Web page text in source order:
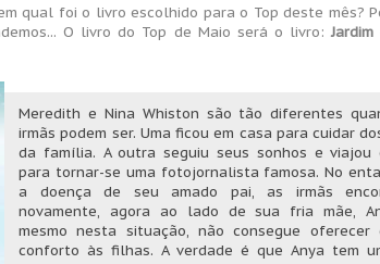
qual foi o livro escolhido para o Top deste mês?
O livro do Top de Maio será o livro:
Meredith e Nina Whiston são tão diferentes
irmãs podem ser. Uma ficou em casa para cuidar
da família. A outra seguiu seus sonhos e viajou
para tornar-se uma fotojornalista famosa. No
a doença de seu amado pai, as irmãs
novamente, agora ao lado de sua fria mãe,
mesmo nesta situação, não consegue oferecer
conforto às filhas. A verdade é que Anya tem